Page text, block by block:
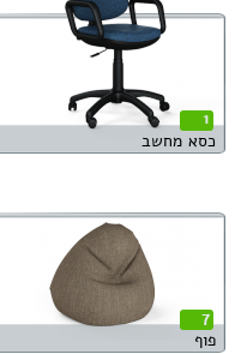
1
כסא מחשב
7
פוף